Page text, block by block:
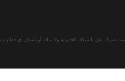
قطارات من فيينا إلى سالزبورغ
شركة نقل بالسكك الحديدية ولا تملك أو تُشغل أي قطارات.